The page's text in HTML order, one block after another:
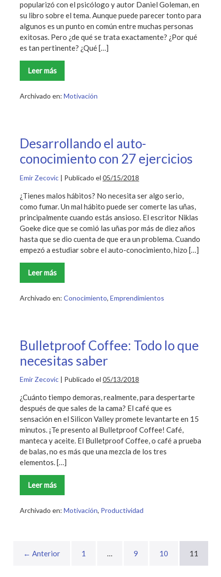
popularizó con el psicólogo y autor Daniel Goleman, en
su libro sobre el tema. Aunque puede parecer tonto para
algunos es un punto en común entre muchas personas
exitosas. Pero ¿de qué se trata exactamente? ¿Por qué
es tan pertinente? ¿Qué […]
Leer másInteligencia
Emocional:
la
Archivado en: Motivación
Desarrollando el auto-
conocimiento con 27 ejercicios
Emir Zecovic | Publicado el 05/15/2018
¿Tienes malos hábitos? No necesita ser algo serio,
como fumar. Un mal hábito puede ser comerte las uñas,
principalmente cuando estás ansioso. El escritor Niklas
Goeke dice que se comió las uñas por más de diez años
hasta que se dio cuenta de que era un problema. Cuando
empezó a estudiar sobre el auto-conocimiento, hizo […]
Leer másDesarrollando
el
conocimiento
Archivado en: Conocimiento, Emprendimientos
Bulletproof Coffee: Todo lo que
necesitas saber
Emir Zecovic | Publicado el 05/13/2018
¿Cuánto tiempo demoras, realmente, para despertarte
después de que sales de la cama? El café que es
sensación en el Silicon Valley promete levantarte en 15
minutos. ¡Te presento al Bulletproof Coffee! Café,
manteca y aceite. El Bulletproof Coffee, o café a prueba
de balas, no es más que una mezcla de los tres
elementos. […]
Leer másBulletproof
Coffee:
lo
Archivado en: Motivación, Productividad
← Anterior 1 … 9 10 11